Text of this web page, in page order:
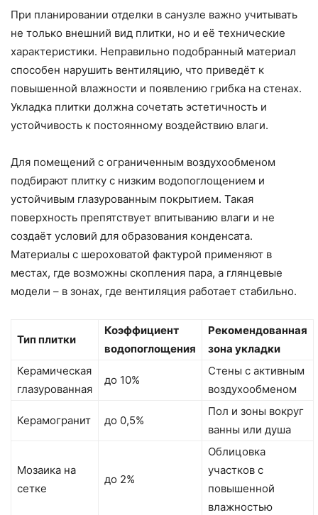
При планировании отделки в санузле важно учитывать
не только внешний вид плитки, но и её технические
характеристики. Неправильно подобранный материал
способен нарушить вентиляцию, что приведёт к
повышенной влажности и появлению грибка на стенах.
Укладка плитки должна сочетать эстетичность и
устойчивость к постоянному воздействию влаги.
Для помещений с ограниченным воздухообменом
подбирают плитку с низким водопоглощением и
устойчивым глазурованным покрытием. Такая
поверхность препятствует впитыванию влаги и не
создаёт условий для образования конденсата.
Материалы с шероховатой фактурой применяют в
местах, где возможны скопления пара, а глянцевые
модели – в зонах, где вентиляция работает стабильно.
Тип плитки
Коэффициент
водопоглощения
Рекомендованная
зона укладки
Керамическая
глазурованная
до 10%
Стены с активным
воздухообменом
Керамогранит до 0,5%
Пол и зоны вокруг
ванны или душа
Мозаика на
сетке
до 2%
Облицовка
участков с
повышенной
влажностью